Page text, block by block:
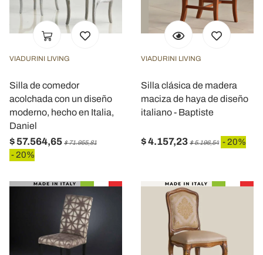
VIADURINI LIVING
Silla de comedor
acolchada con un diseño
moderno, hecho en Italia,
Daniel
$ 57.564,65 $ 71.955,81
- 20%
VIADURINI LIVING
Silla clásica de madera
maciza de haya de diseño
italiano - Baptiste
$ 4.157,23 $ 5.196,54 - 20%